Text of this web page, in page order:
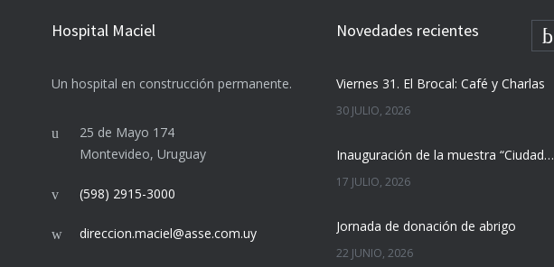
Hospital Maciel
Un hospital en construcción permanente.
25 de Mayo 174
Montevideo, Uruguay
(598) 2915-3000
direccion.maciel@asse.com.uy
Novedades recientes
Viernes 31. El Brocal: Café y Charlas
30 JULIO, 2026
Inauguración de la muestra “Ciudad Vieja nos cuenta”
17 JULIO, 2026
Jornada de donación de abrigo
22 JUNIO, 2026